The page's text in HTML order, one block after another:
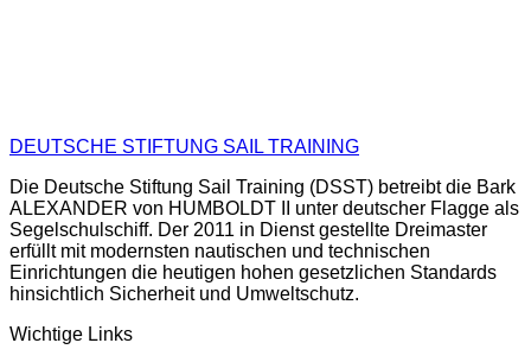
DEUTSCHE STIFTUNG SAIL TRAINING
Die Deutsche Stiftung Sail Training (DSST) betreibt die Bark
ALEXANDER von HUMBOLDT II unter deutscher Flagge als
Segelschulschiff. Der 2011 in Dienst gestellte Dreimaster
erfüllt mit modernsten nautischen und technischen
Einrichtungen die heutigen hohen gesetzlichen Standards
hinsichtlich Sicherheit und Umweltschutz.
Wichtige Links